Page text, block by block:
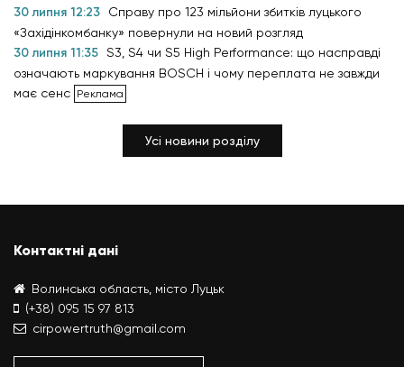
30 липня 12:23
Справу про 123 мільйони збитків луцького
«Західінкомбанку» повернули на новий розгляд
30 липня 11:35 S3, S4 чи S5 High Performance: що насправді
означають маркування BOSCH і чому переплата не завжди
має сенс
Усі новини розділу
Контактні дані
Волинська область, місто Луцьк
(+38) 095 15 97 813
cirpowertruth@gmail.com